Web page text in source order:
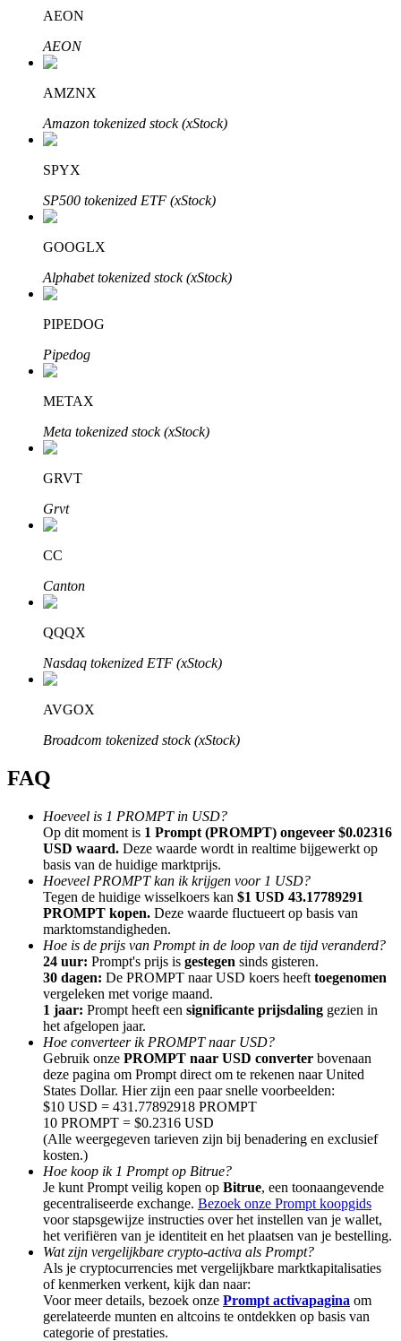
Leer staken
Meer informatie over het verdienen van passief inkomen
Bitrue
Bitrue-partners
Doorverwijzing
Nodig een vriend uit om contante beloningen te ontvangen
BTC Welcome Rewards
BTC Welcome Rewards
Deposit & Trade BTC to Share 25000 USDT prize pool!
Deposit CASHCAT & Win
Share 500000 CASHCAT prize pool
AEON
AEON
AMZNX
Amazon tokenized stock (xStock)
SPYX
SP500 tokenized ETF (xStock)
GOOGLX
Alphabet tokenized stock (xStock)
PIPEDOG
Pipedog
METAX
Meta tokenized stock (xStock)
GRVT
Grvt
CC
Canton
QQQX
Nasdaq tokenized ETF (xStock)
AVGOX
Broadcom tokenized stock (xStock)
FAQ
Hoeveel is 1 PROMPT in USD?
Op dit moment is 1 Prompt (PROMPT) ongeveer $0.02316
USD waard. Deze waarde wordt in realtime bijgewerkt op
basis van de huidige marktprijs.
Hoeveel PROMPT kan ik krijgen voor 1 USD?
Tegen de huidige wisselkoers kan $1 USD 43.17789291
PROMPT kopen. Deze waarde fluctueert op basis van
marktomstandigheden.
Hoe is de prijs van Prompt in de loop van de tijd veranderd?
24 uur: Prompt's prijs is gestegen sinds gisteren.
30 dagen: De PROMPT naar USD koers heeft toegenomen
vergeleken met vorige maand.
1 jaar: Prompt heeft een significante prijsdaling gezien in
het afgelopen jaar.
Hoe converteer ik PROMPT naar USD?
Gebruik onze PROMPT naar USD converter bovenaan
deze pagina om Prompt direct om te rekenen naar United
States Dollar. Hier zijn een paar snelle voorbeelden:
$10 USD = 431.77892918 PROMPT
10 PROMPT = $0.2316 USD
(Alle weergegeven tarieven zijn bij benadering en exclusief
kosten.)
Hoe koop ik 1 Prompt op Bitrue?
Je kunt Prompt veilig kopen op Bitrue, een toonaangevende
gecentraliseerde exchange. Bezoek onze Prompt koopgids
voor stapsgewijze instructies over het instellen van je wallet,
het verifiëren van je identiteit en het plaatsen van je bestelling.
Wat zijn vergelijkbare crypto-activa als Prompt?
Als je cryptocurrencies met vergelijkbare marktkapitalisaties
of kenmerken verkent, kijk dan naar:
Voor meer details, bezoek onze Prompt activapagina om
gerelateerde munten en altcoins te ontdekken op basis van
categorie of prestaties.